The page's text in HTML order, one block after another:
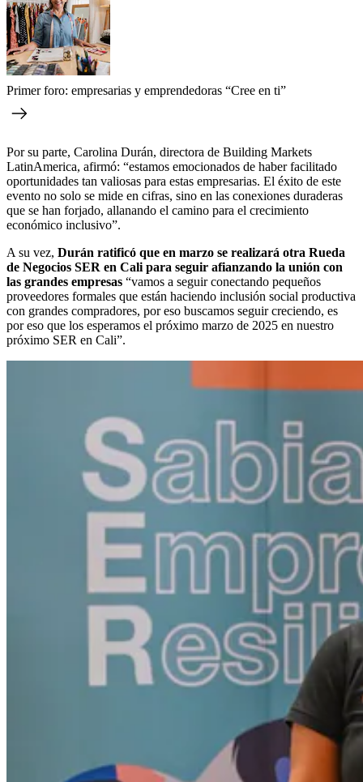
Primer foro: empresarias y emprendedoras “Cree en ti”
Por su parte, Carolina Durán, directora de Building Markets
LatinAmerica, afirmó: “estamos emocionados de haber facilitado
oportunidades tan valiosas para estas empresarias. El éxito de este
evento no solo se mide en cifras, sino en las conexiones duraderas
que se han forjado, allanando el camino para el crecimiento
económico inclusivo”.
A su vez, Durán ratificó que en marzo se realizará otra Rueda
de Negocios SER en Cali para seguir afianzando la unión con
las grandes empresas “vamos a seguir conectando pequeños
proveedores formales que están haciendo inclusión social productiva
con grandes compradores, por eso buscamos seguir creciendo, es
por eso que los esperamos el próximo marzo de 2025 en nuestro
próximo SER en Cali”.